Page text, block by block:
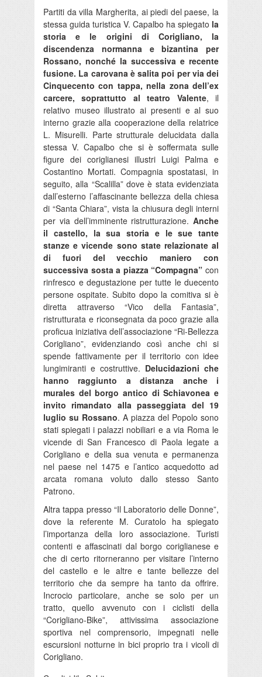
Partiti da villa Margherita, ai piedi del paese, la
stessa guida turistica V. Capalbo ha spiegato la
storia e le origini di Corigliano, la
discendenza normanna e bizantina per
Rossano, nonché la successiva e recente
fusione. La carovana è salita poi per via dei
Cinquecento con tappa, nella zona dell’ex
carcere, soprattutto al teatro Valente, il
relativo museo illustrato ai presenti e al suo
interno grazie alla cooperazione della relatrice
L. Misurelli. Parte strutturale delucidata dalla
stessa V. Capalbo che si è soffermata sulle
figure dei coriglianesi illustri Luigi Palma e
Costantino Mortati. Compagnia spostatasi, in
seguito, alla “Scalilla” dove è stata evidenziata
dall’esterno l’affascinante bellezza della chiesa
di “Santa Chiara”, vista la chiusura degli interni
per via dell’imminente ristrutturazione. Anche
il castello, la sua storia e le sue tante
stanze e vicende sono state relazionate al
di fuori del vecchio maniero con
successiva sosta a piazza “Compagna” con
rinfresco e degustazione per tutte le duecento
persone ospitate. Subito dopo la comitiva si è
diretta attraverso “Vico della Fantasia”,
ristrutturata e riconsegnata da poco grazie alla
proficua iniziativa dell’associazione “Ri-Bellezza
Corigliano”, evidenziando così anche chi si
spende fattivamente per il territorio con idee
lungimiranti e costruttive. Delucidazioni che
hanno raggiunto a distanza anche i
murales del borgo antico di Schiavonea e
invito rimandato alla passeggiata del 19
luglio su Rossano. A piazza del Popolo sono
stati spiegati i palazzi nobiliari e a via Roma le
vicende di San Francesco di Paola legate a
Corigliano e della sua venuta e permanenza
nel paese nel 1475 e l’antico acquedotto ad
arcata romana voluto dallo stesso Santo
Patrono.
Altra tappa presso “Il Laboratorio delle Donne”,
dove la referente M. Curatolo ha spiegato
l’importanza della loro associazione. Turisti
contenti e affascinati dal borgo coriglianese e
che di certo ritorneranno per visitare l’interno
del castello e le altre e tante bellezze del
territorio che da sempre ha tanto da offrire.
Incrocio particolare, anche se solo per un
tratto, quello avvenuto con i ciclisti della
“Corigliano-Bike”, attivissima associazione
sportiva nel comprensorio, impegnati nelle
escursioni notturne in bici proprio tra i vicoli di
Corigliano.